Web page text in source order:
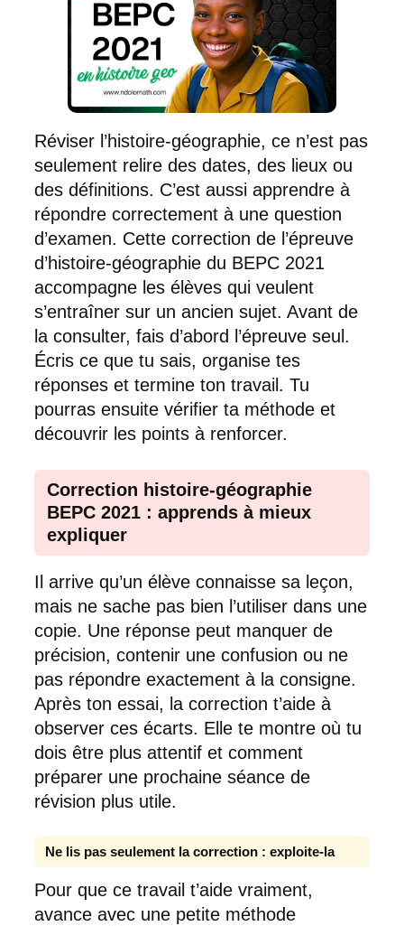
Réviser l’histoire-géographie, ce n’est pas
seulement relire des dates, des lieux ou
des définitions. C’est aussi apprendre à
répondre correctement à une question
d’examen. Cette correction de l’épreuve
d’histoire-géographie du BEPC 2021
accompagne les élèves qui veulent
s’entraîner sur un ancien sujet. Avant de
la consulter, fais d’abord l’épreuve seul.
Écris ce que tu sais, organise tes
réponses et termine ton travail. Tu
pourras ensuite vérifier ta méthode et
découvrir les points à renforcer.
Correction histoire-géographie
BEPC 2021 : apprends à mieux
expliquer
Il arrive qu’un élève connaisse sa leçon,
mais ne sache pas bien l’utiliser dans une
copie. Une réponse peut manquer de
précision, contenir une confusion ou ne
pas répondre exactement à la consigne.
Après ton essai, la correction t’aide à
observer ces écarts. Elle te montre où tu
dois être plus attentif et comment
préparer une prochaine séance de
révision plus utile.
Ne lis pas seulement la correction : exploite-la
Pour que ce travail t’aide vraiment,
avance avec une petite méthode